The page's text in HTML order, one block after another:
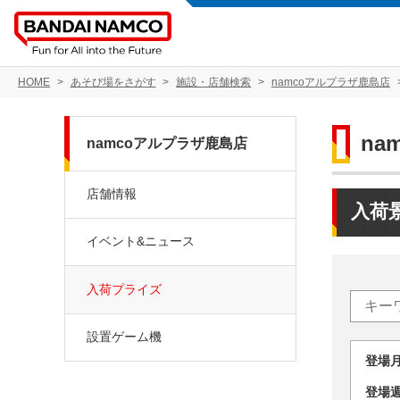
HOME あそび場をさがす 施設・店舗検索 namcoアルプラザ鹿島店
入荷
登
登
namcoアルプラザ鹿島店
店舗情報
イベント&ニュース
入荷プライズ
設置ゲーム機